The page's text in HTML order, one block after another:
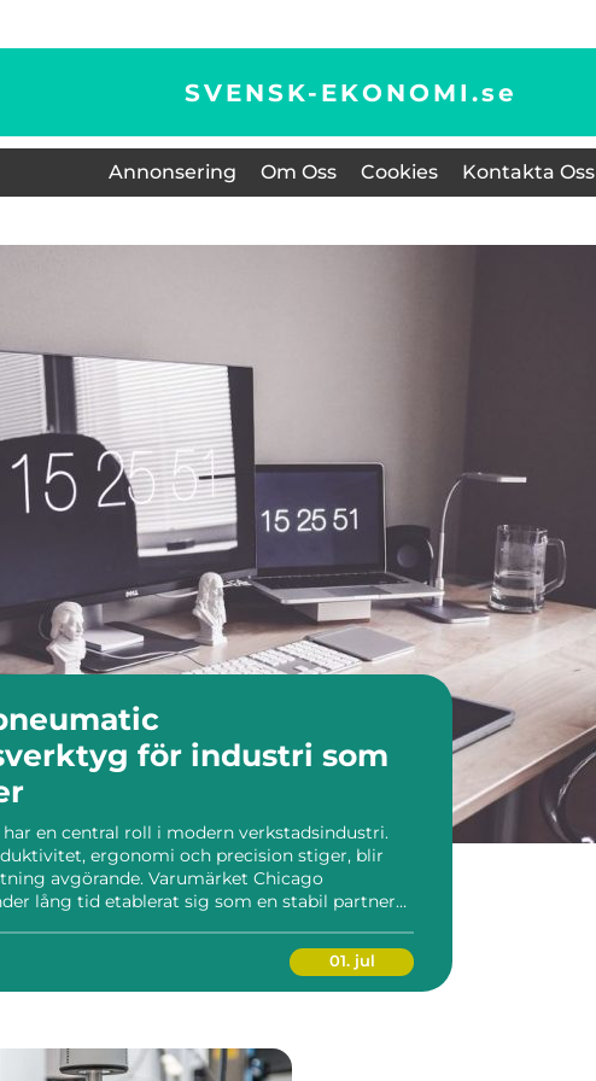
SVENSK-EKONOMI.se
Annonsering Om Oss Cookies Kontakta Oss
för industri som
en central roll i modern verkstadsindustri.
ergonomi och precision stiger, blir
avgörande. Varumärket Chicago
lång tid etablerat sig som en stabil partner
01. jul